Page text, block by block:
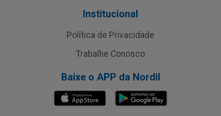
Institucional
Política de Privacidade
Trabalhe Conosco
Baixe o APP da Nordil